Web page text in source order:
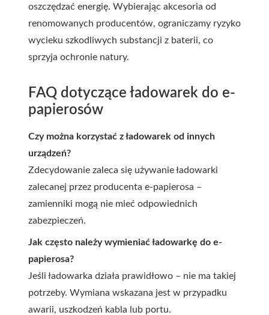
oszczędzać energię. Wybierając akcesoria od
renomowanych producentów, ograniczamy ryzyko
wycieku szkodliwych substancji z baterii, co
sprzyja ochronie natury.
FAQ dotyczące ładowarek do e-
papierosów
Czy można korzystać z ładowarek od innych
urządzeń?
Zdecydowanie zaleca się używanie ładowarki
zalecanej przez producenta e-papierosa –
zamienniki mogą nie mieć odpowiednich
zabezpieczeń.
Jak często należy wymieniać ładowarkę do e-
papierosa?
Jeśli ładowarka działa prawidłowo – nie ma takiej
potrzeby. Wymiana wskazana jest w przypadku
awarii, uszkodzeń kabla lub portu.